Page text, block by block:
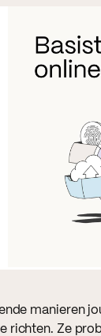
manieren
richten. Ze